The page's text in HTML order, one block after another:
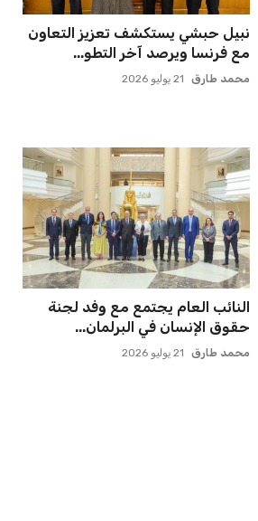
نبيل حبشي يستكشف تعزيز التعاون
مع فرنسا ويرصد آخر التطو...
محمد طارق 21 يوليو 2026
النائب العام يجتمع مع وفد لجنة
حقوق الإنسان في البرلمان...
محمد طارق 21 يوليو 2026